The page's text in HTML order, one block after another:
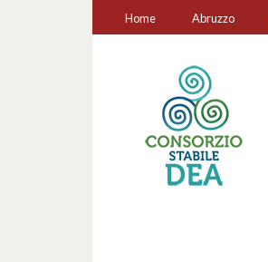
Home Abruzzo